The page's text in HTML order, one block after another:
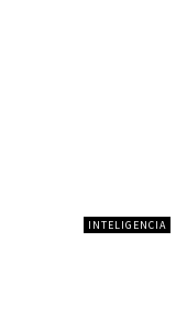
INTELIGENCIA